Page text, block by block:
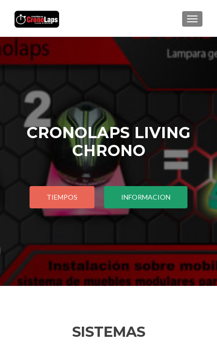
CRONOLAPS LIVING
CHRONO
TIEMPOS INFORMACION
SISTEMAS